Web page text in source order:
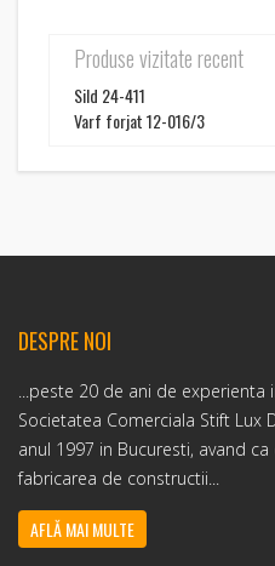
Produse vizitate recent
Sild 24-411
Varf forjat 12-016/3
DESPRE NOI
...peste 20 de ani de
Societatea Comerciala Stift Lux
anul 1997 in Bucuresti, avand
fabricarea de constructii...
AFLĂ MAI MULTE